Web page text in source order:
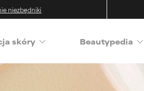
niezbędniki
skóry Beautypedia